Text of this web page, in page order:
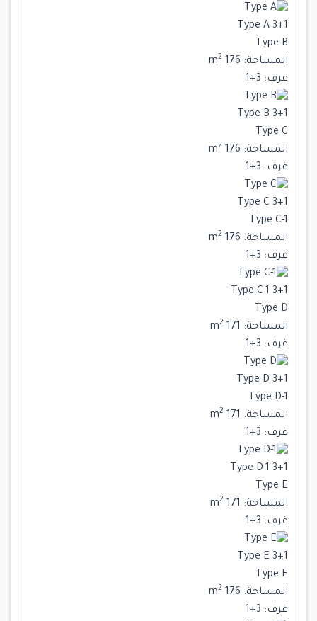
Type A 3+1
Type B
المساحة:
2
غرف:
Type B 3+1
Type C
المساحة:
2
غرف:
Type C 3+1
Type C-1
المساحة:
2
غرف:
Type C-1 3+1
Type D
المساحة:
2
غرف:
Type D 3+1
Type D-1
المساحة:
2
غرف:
Type D-1 3+1
Type E
المساحة:
2
غرف:
Type E 3+1
Type F
المساحة:
2
غرف: